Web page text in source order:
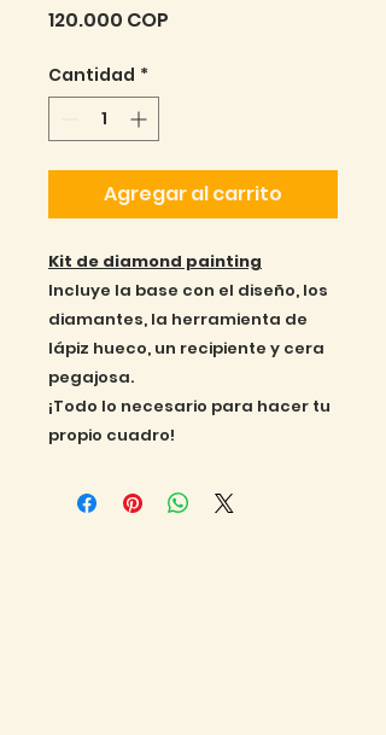
120.000 COP
Cantidad *
Agregar al carrito
Kit de diamond painting
Incluye la base con el diseño, los
diamantes, la herramienta de
lápiz hueco, un recipiente y cera
pegajosa.
¡Todo lo necesario para hacer tu
propio cuadro!